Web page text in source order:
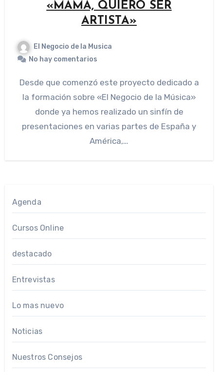
«MAMÁ, QUIERO SER
ARTISTA»
El Negocio de la Musica
No hay comentarios
Desde que comenzó este proyecto dedicado a
la formación sobre «El Negocio de la Música»
donde ya hemos realizado un sinfín de
presentaciones en varias partes de España y
América,…
Agenda
Cursos Online
destacado
Entrevistas
Lo mas nuevo
Noticias
Nuestros Consejos